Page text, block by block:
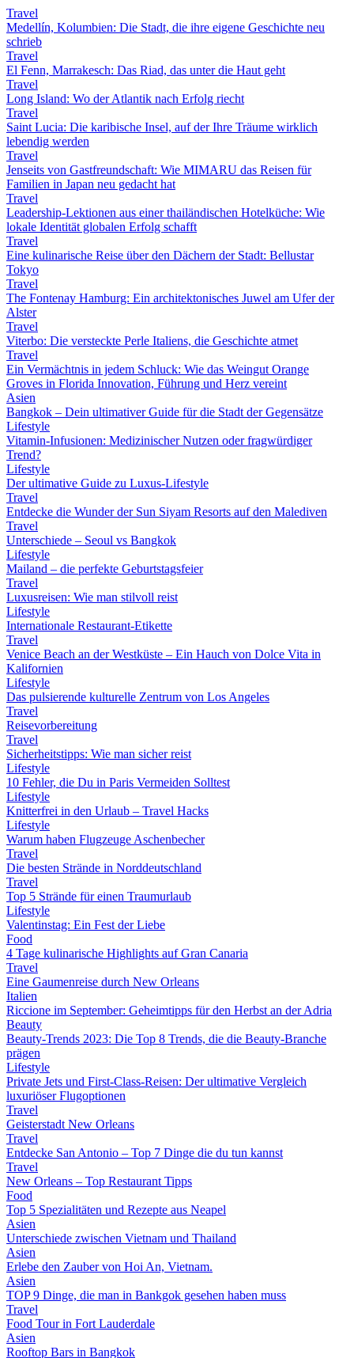
Travel
Medellín, Kolumbien: Die Stadt, die ihre eigene Geschichte neu
schrieb
Travel
El Fenn, Marrakesch: Das Riad, das unter die Haut geht
Travel
Long Island: Wo der Atlantik nach Erfolg riecht
Travel
Saint Lucia: Die karibische Insel, auf der Ihre Träume wirklich
lebendig werden
Travel
Jenseits von Gastfreundschaft: Wie MIMARU das Reisen für
Familien in Japan neu gedacht hat
Travel
Leadership-Lektionen aus einer thailändischen Hotelküche: Wie
lokale Identität globalen Erfolg schafft
Travel
Eine kulinarische Reise über den Dächern der Stadt: Bellustar
Tokyo
Travel
The Fontenay Hamburg: Ein architektonisches Juwel am Ufer der
Alster
Travel
Viterbo: Die versteckte Perle Italiens, die Geschichte atmet
Travel
Ein Vermächtnis in jedem Schluck: Wie das Weingut Orange
Groves in Florida Innovation, Führung und Herz vereint
Asien
Bangkok – Dein ultimativer Guide für die Stadt der Gegensätze
Lifestyle
Vitamin-Infusionen: Medizinischer Nutzen oder fragwürdiger
Trend?
Lifestyle
Der ultimative Guide zu Luxus-Lifestyle
Travel
Entdecke die Wunder der Sun Siyam Resorts auf den Malediven
Travel
Unterschiede – Seoul vs Bangkok
Lifestyle
Mailand – die perfekte Geburtstagsfeier
Travel
Luxusreisen: Wie man stilvoll reist
Lifestyle
Internationale Restaurant-Etikette
Travel
Venice Beach an der Westküste – Ein Hauch von Dolce Vita in
Kalifornien
Lifestyle
Das pulsierende kulturelle Zentrum von Los Angeles
Travel
Reisevorbereitung
Travel
Sicherheitstipps: Wie man sicher reist
Lifestyle
10 Fehler, die Du in Paris Vermeiden Solltest
Lifestyle
Knitterfrei in den Urlaub – Travel Hacks
Lifestyle
Warum haben Flugzeuge Aschenbecher
Travel
Die besten Strände in Norddeutschland
Travel
Top 5 Strände für einen Traumurlaub
Lifestyle
Valentinstag: Ein Fest der Liebe
Food
4 Tage kulinarische Highlights auf Gran Canaria
Travel
Eine Gaumenreise durch New Orleans
Italien
Riccione im September: Geheimtipps für den Herbst an der Adria
Beauty
Beauty-Trends 2023: Die Top 8 Trends, die die Beauty-Branche
prägen
Lifestyle
Private Jets und First-Class-Reisen: Der ultimative Vergleich
luxuriöser Flugoptionen
Travel
Geisterstadt New Orleans
Travel
Entdecke San Antonio – Top 7 Dinge die du tun kannst
Travel
New Orleans – Top Restaurant Tipps
Food
Top 5 Spezialitäten und Rezepte aus Neapel
Asien
Unterschiede zwischen Vietnam und Thailand
Asien
Erlebe den Zauber von Hoi An, Vietnam.
Asien
TOP 9 Dinge, die man in Bankgok gesehen haben muss
Travel
Food Tour in Fort Lauderdale
Asien
Rooftop Bars in Bangkok